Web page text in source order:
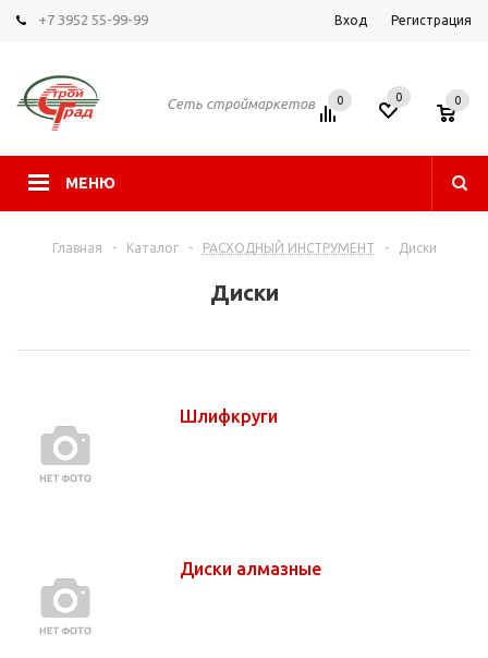
+7 3952 55-99-99 Вход Регистрация
Сеть строймаркетов
МЕНЮ
0 0 0
Главная - Каталог - РАСХОДНЫЙ ИНСТРУМЕНТ - Диски
Диски
Шлифкруги
Диски алмазные